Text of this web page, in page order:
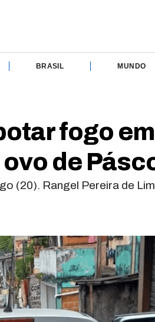
BRASIL MUNDO
fogo
de
(20). Rangel Pereira de